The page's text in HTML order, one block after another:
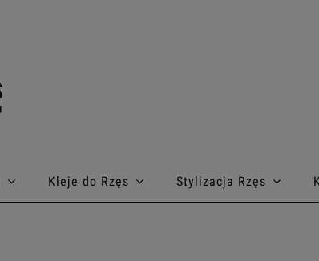
Kleje do Rzęs Stylizacja Rzęs